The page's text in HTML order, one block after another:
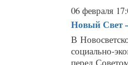
06 февраля
Новый Свет
В
социально-
перед